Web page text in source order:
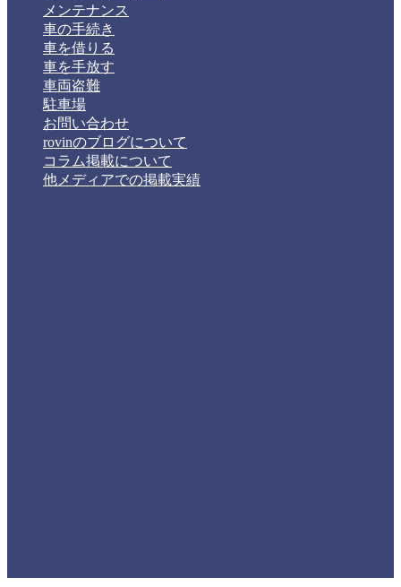
メンテナンス
車の手続き
車を借りる
車を手放す
車両盗難
駐車場
お問い合わせ
rovinのブログについて
コラム掲載について
他メディアでの掲載実績